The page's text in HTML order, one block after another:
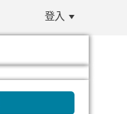
登入